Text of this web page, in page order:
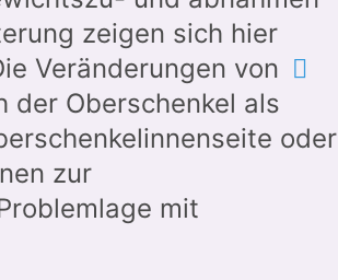
zeigen sich hier
Veränderungen von
der Oberschenkel als
oder
zur
mit